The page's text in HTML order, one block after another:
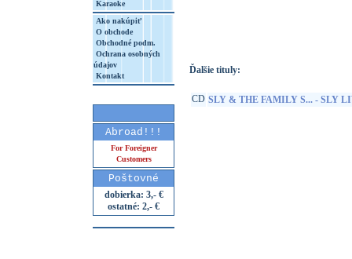
Karaoke
Ako nakúpiť
O obchode
Obchodné podm.
Ochrana osobných
údajov
Kontakt
Abroad!!!
For Foreigner
Customers
Poštovné
dobierka: 3,- €
ostatné: 2,- €
Ďalšie tituly:
CD SLY & THE FAMILY S... - SLY